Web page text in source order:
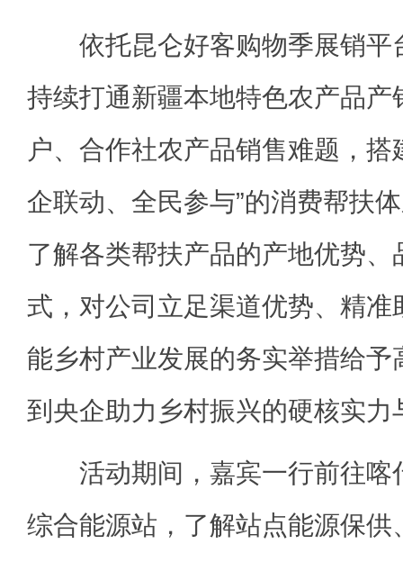
依托昆仑好客购物季展销平
持续打通新疆本地特色农产品产
户、合作社农产品销售难题，搭
企联动、全民参与”的消费帮扶
了解各类帮扶产品的产地优势、
式，对公司立足渠道优势、精
能乡村产业发展的务实举措给予
到央企助力乡村振兴的硬核实力
活动期间，嘉宾一行前往喀
综合能源站，了解站点能源保供